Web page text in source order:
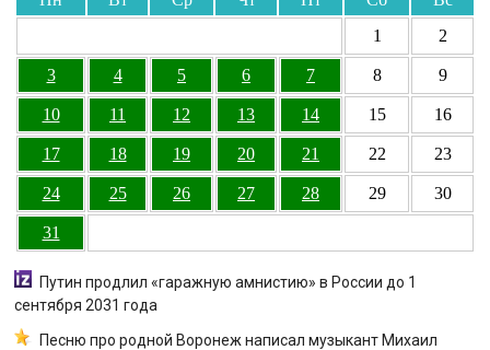
1
2
3 4 5 6 7 8 9
10 11 12 13 14 15 16
17 18 19 20 21 22 23
24 25 26 27 28 29 30
31
Путин продлил «гаражную амнистию» в России до 1
сентября 2031 года
Песню про родной Воронеж написал музыкант Михаил